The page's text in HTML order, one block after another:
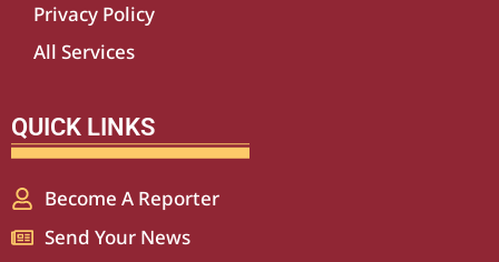
Privacy Policy
All Services
QUICK LINKS
Become A Reporter
Send Your News